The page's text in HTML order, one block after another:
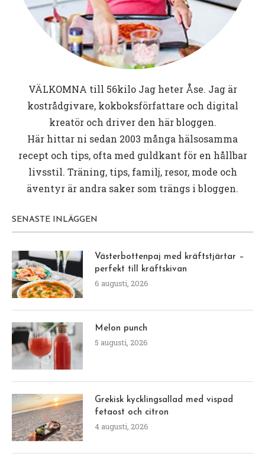
VÄLKOMNA till 56kiloJag heter Åse. Jag är
kostrådgivare, kokboksförfattare och digital
kreatör och driver den här bloggen.
Här hittar ni sedan 2003 många hälsosamma
recept och tips, ofta med guldkant för en hållbar
livsstil. Träning, tips, familj, resor, mode och
äventyr är andra saker som trängs i bloggen.
SENASTE INLÄGGEN
Västerbottenpaj med kräftstjärtar –
perfekt till kräftskivan
6 augusti, 2026
Melon punch
5 augusti, 2026
Grekisk kycklingsallad med vispad
fetaost och citron
4 augusti, 2026